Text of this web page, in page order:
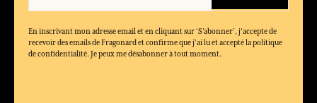
En inscrivant mon adresse email et en cliquant sur ‘S’abonner’, j'accepte de
recevoir des emails de Fragonard et confirme que j'ai lu et accepté la politique
de confidentialité. Je peux me désabonner à tout moment.